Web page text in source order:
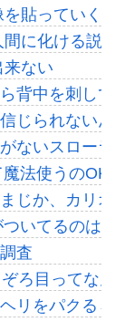
を貼っていく
間に化ける説
来ない
背中を刺して
じられないん
ないスロー
魔法使うのOK
じか、カリオ
いてるのは
査
ろ目ってな
リをパクる→